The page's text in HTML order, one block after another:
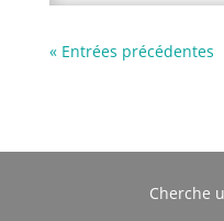
« Entrées précédentes
Cherche